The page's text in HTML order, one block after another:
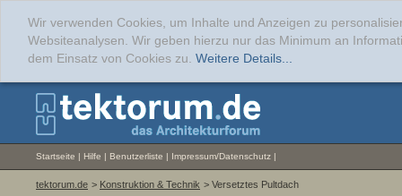
Wir verwenden Cookies, um Inhalte und Anzeigen zu
Websiteanalysen. Wir geben hierzu nur das Minimum an
dem Einsatz von Cookies zu. Weitere Details...
Startseite | Hilfe | Benutzerliste | Impressum/Datenschutz |
tektorum.de > Konstruktion & Technik > Versetztes Pultdach